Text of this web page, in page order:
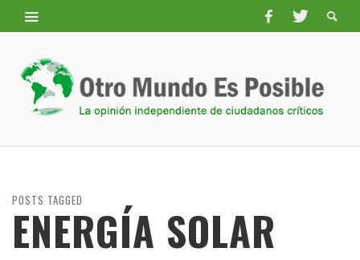
POSTS TAGGED
ENERGÍA SOLAR